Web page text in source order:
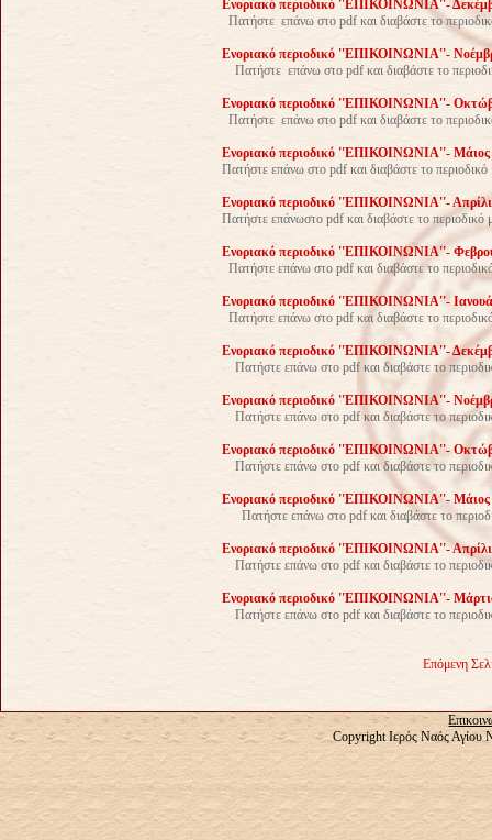
Ενοριακό περιοδικό ''ΕΠΙΚΟΙΝΩΝΙΑ''-
Πατήστε επάνω στο pdf και διαβάστε το
Ενοριακό περιοδικό ''ΕΠΙΚΟΙΝΩΝΙΑ''-
Πατήστε επάνω στο pdf και διαβάστε το
Ενοριακό περιοδικό ''ΕΠΙΚΟΙΝΩΝΙΑ''-
Πατήστε επάνω στο pdf και διαβάστε το
Ενοριακό περιοδικό ''ΕΠΙΚΟΙΝΩΝΙΑ''- Μάιος
Πατήστε επάνω στο pdf και διαβάστε το
Ενοριακό περιοδικό ''ΕΠΙΚΟΙΝΩΝΙΑ''-
Πατήστε επάνωστο pdf και διαβάστε το περιοδικό
Ενοριακό περιοδικό ''ΕΠΙΚΟΙΝΩΝΙΑ''-
Πατήστε επάνω στο pdf και διαβάστε το
Ενοριακό περιοδικό ''ΕΠΙΚΟΙΝΩΝΙΑ''-
Πατήστε επάνω στο pdf και διαβάστε το
Ενοριακό περιοδικό ''ΕΠΙΚΟΙΝΩΝΙΑ''-
Πατήστε επάνω στο pdf και διαβάστε το
Ενοριακό περιοδικό ''ΕΠΙΚΟΙΝΩΝΙΑ''-
Πατήστε επάνω στο pdf και διαβάστε το
Ενοριακό περιοδικό ''ΕΠΙΚΟΙΝΩΝΙΑ''-
Πατήστε επάνω στο pdf και διαβάστε το
Ενοριακό περιοδικό ''ΕΠΙΚΟΙΝΩΝΙΑ''- Μάιος
Πατήστε επάνω στο pdf και διαβάστε το
Ενοριακό περιοδικό ''ΕΠΙΚΟΙΝΩΝΙΑ''-
Πατήστε επάνω στο pdf και διαβάστε το
Ενοριακό περιοδικό ''ΕΠΙΚΟΙΝΩΝΙΑ''-
Πατήστε επάνω στο pdf και διαβάστε το
Επόμενη
Copyright Ιερός Ναός Αγίου